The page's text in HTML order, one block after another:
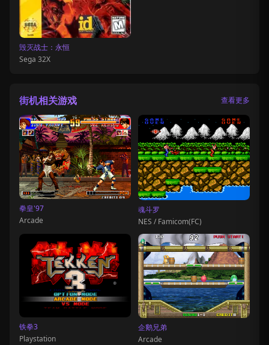
毁灭战士：永恒
Sega 32X
街机相关游戏 查看更多
拳皇'97
Arcade
魂斗罗
NES / Famicom(FC)
铁拳3
Playstation
企鹅兄弟
Arcade